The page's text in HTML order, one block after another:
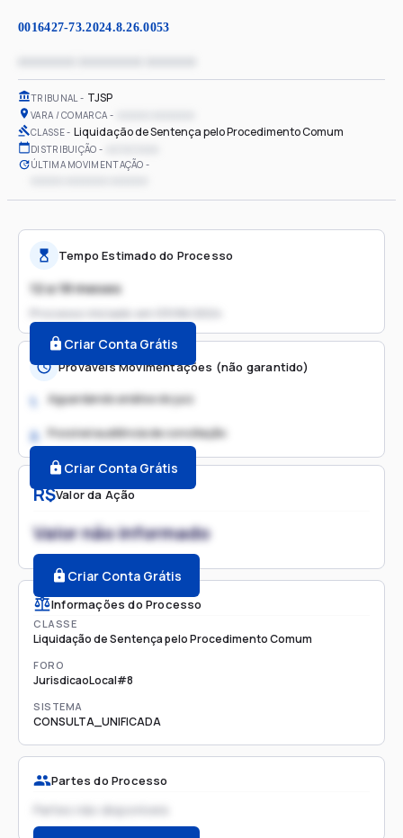
0016427-73.2024.8.26.0053
TRIBUNAL TJSP
VARA / COMARCA
CLASSE Liquidação de Sentença pelo Procedimento Comum
DISTRIBUIÇÃO
ÚLTIMA MOVIMENTAÇÃO
R$Valor da Ação
Valor não informado
Criar Conta Grátis
Informações do Processo
CLASSE
Liquidação de Sentença pelo Procedimento Comum
FORO
JurisdicaoLocal#8
SISTEMA
CONSULTA_UNIFICADA
Partes do Processo
Partes não disponíveis
Tempo Estimado do Processo
12 a 18 meses
Processo iniciado em
Criar Conta Grátis
Prováveis Movimentações (não garantido)
1. Aguardando análise do juiz
2. Possível audiência de conciliação
Criar Conta Grátis